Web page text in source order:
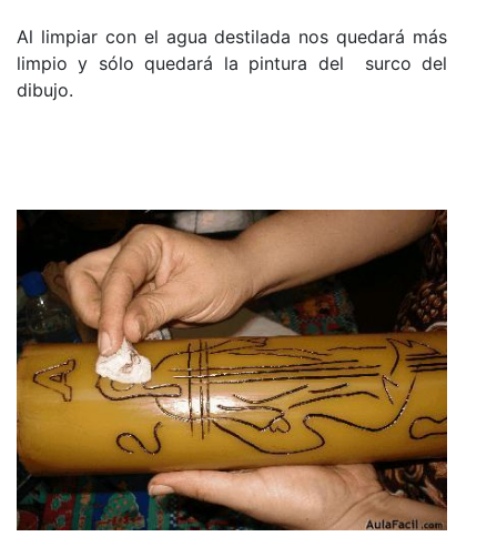
Al limpiar con el agua destilada nos quedará más
limpioy sólo quedará la pintura del surco del
dibujo.